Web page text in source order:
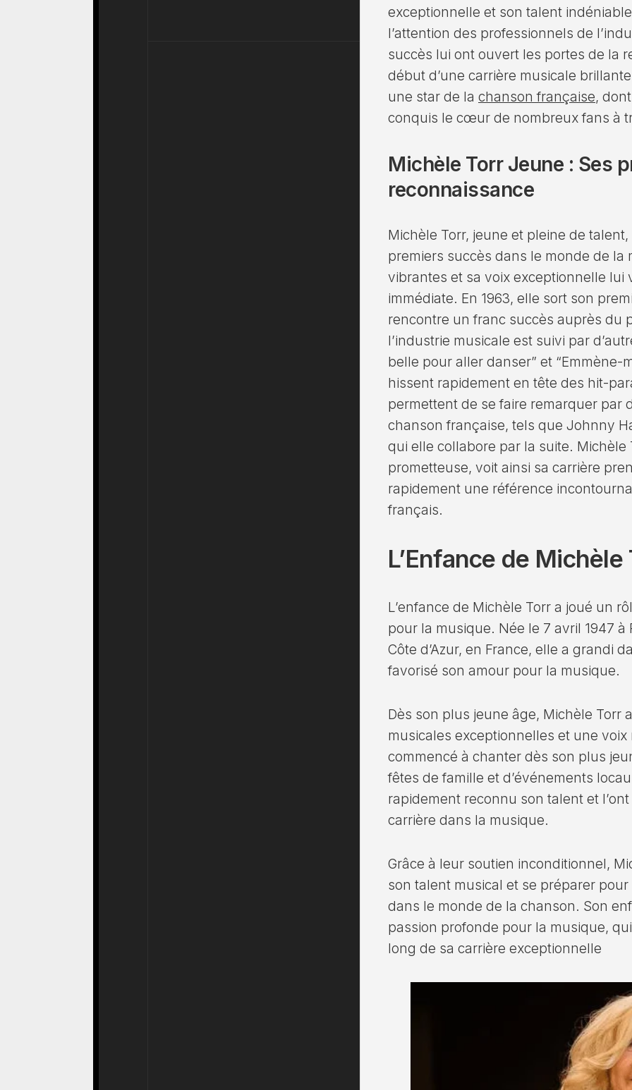
exceptionnelle et son talent
l’attention des professionnels de
succès lui ont ouvert les portes de la
début d’une carrière musicale
une star de la chanson française,
conquis le cœur de nombreux fans à
Michèle Torr Jeune : Ses
reconnaissance
Michèle Torr, jeune et pleine de
premiers succès dans le monde de la
vibrantes et sa voix exceptionnelle lui
immédiate. En 1963, elle sort son
rencontre un franc succès auprès du
l’industrie musicale est suivi par
belle pour aller danser” et “Emmène-
hissent rapidement en tête des hit-
permettent de se faire remarquer par
chanson française, tels que Johnny
qui elle collabore par la suite. Michèle
prometteuse, voit ainsi sa carrière
rapidement une référence
français.
L’Enfance de Michèle
L’enfance de Michèle Torr a joué un
pour la musique. Née le 7 avril 1947
Côte d’Azur, en France, elle a grandi
favorisé son amour pour la musique.
Dès son plus jeune âge, Michèle Torr
musicales exceptionnelles et une
commencé à chanter dès son plus
fêtes de famille et d’événements
rapidement reconnu son talent et
carrière dans la musique.
Grâce à leur soutien inconditionnel,
son talent musical et se préparer
dans le monde de la chanson. Son
passion profonde pour la musique,
long de sa carrière exceptionnelle